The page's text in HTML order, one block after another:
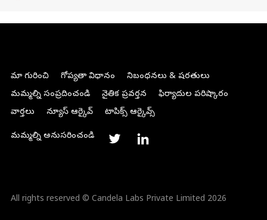
మా గురించి గోప్యతా విధానం
నిబంధనలు & షరతులు
మమ్మల్ని సంప్రదించండి
నైతిక ప్రవర్తన
ఫిర్యాదుల పరిష్కారం
వార్తలు
న్యూస్ ఆర్కైవ్ టాపిక్స్ ఆర్కైవ్స్
మమ్మల్ని అనుసరించండి
All rights reserved © Candela Labs Private Limited 2026